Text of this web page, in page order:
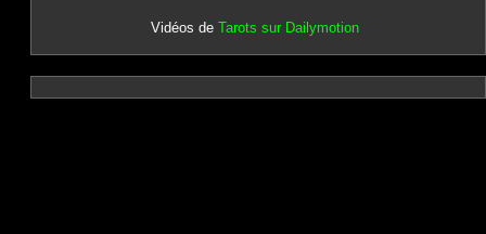
Vidéos de Tarots sur Dailymotion